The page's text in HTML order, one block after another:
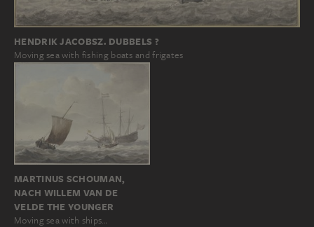
HENDRIK JACOBSZ. DUBBELS ?
Moving sea with fishing boats and frigates
MARTINUS SCHOUMAN,
NACH WILLEM VAN DE
VELDE THE YOUNGER
Moving sea with ships…